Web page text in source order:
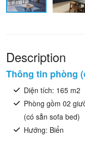
Description
Thông tin phòng
Diện tích: 165 m2
Phòng gồm 02
(có sẵn sofa bed)
Hướng: Biển